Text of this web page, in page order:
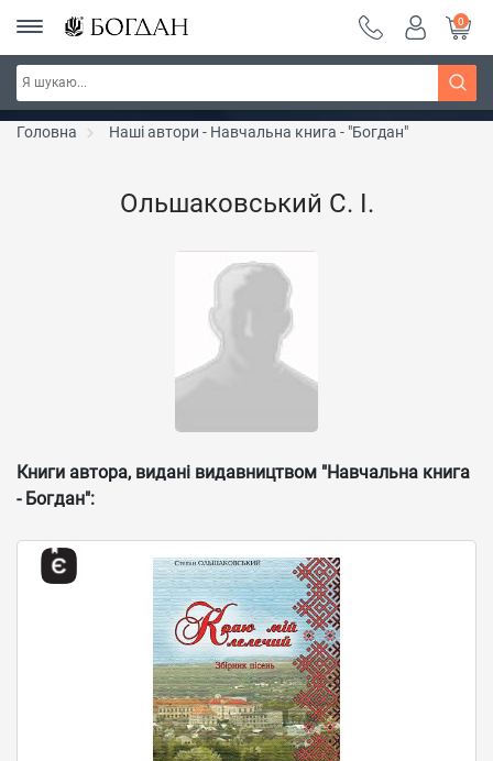
РОЗПРОДАЖ ~ 150 грн ~ 200 грн ~ 250 грн ~
300 грн ~ РОЗПРОДАЖ
Дізнатись більше
0
Головна Наші автори - Навчальна книга - "Богдан"
Ольшаковський С. І.
Книги автора, видані видавництвом "Навчальна книга
- Богдан":